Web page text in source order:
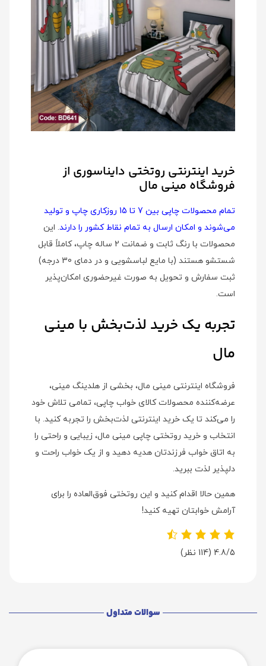
خرید اینترنتی روتختی دایناسوری از
فروشگاه مینی مال
تمام محصولات چاپی بین 7 تا 15 روزکاری چاپ و تولید
می‌شوند و امکان ارسال به تمام نقاط کشور را دارند. این
محصولات با رنگ ثابت و ضمانت 2 ساله چاپ، کاملاً قابل
شستشو هستند (با مایع لباسشویی و در دمای 30 درجه)
ثبت سفارش و تحویل به صورت غیرحضوری امکان‌پذیر
است.
تجربه یک خرید لذت‌بخش با مینی
مال
فروشگاه اینترنتی مینی مال، بخشی از هلدینگ مینی،
عرضه‌کننده محصولات کالای خواب چاپی، تمامی تلاش خود
را می‌کند تا یک خرید اینترنتی لذت‌بخش را تجربه کنید. با
انتخاب و خرید روتختی چاپی مینی مال، زیبایی و راحتی را
به اتاق خواب فرزندتان هدیه دهید و از یک خواب راحت و
دلپذیر لذت ببرید.
همین حالا اقدام کنید و این روتختی فوق‌العاده را برای
آرامش خوابتان تهیه کنید!
4.8/5 (114 نظر)
سوالات متداول